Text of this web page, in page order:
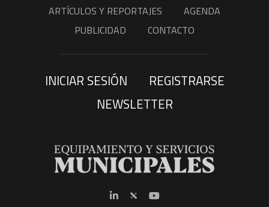
ARTÍCULOS Y REPORTAJES
AGENDA
PUBLICIDAD
CONTACTO
INICIAR SESIÓN
REGISTRARSE
NEWSLETTER